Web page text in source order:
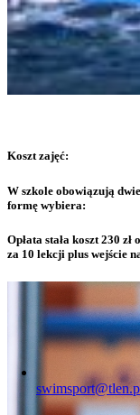
Koszt zajęć:
W szkole obowiązują
formę wybiera:
Opłata stała koszt 230
za 10 lekcji plus wejście